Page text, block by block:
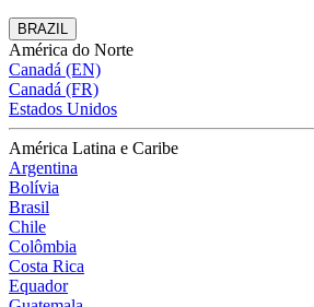
BRAZIL
América do Norte
Canadá (EN)
Canadá (FR)
Estados Unidos
América Latina e Caribe
Argentina
Bolívia
Brasil
Chile
Colômbia
Costa Rica
Equador